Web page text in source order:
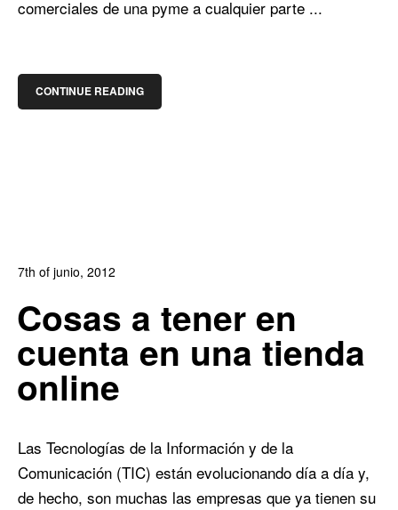
comerciales de una pyme a cualquier parte ...
CONTINUE READING
7th of junio, 2012
0
1
Cosas a tener en
cuenta en una tienda
online
Las Tecnologías de la Información y de la
Comunicación (TIC) están evolucionando día a día y,
de hecho, son muchas las empresas que ya tienen su